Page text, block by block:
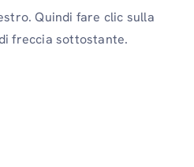
Quindi fare clic sulla
freccia sottostante.